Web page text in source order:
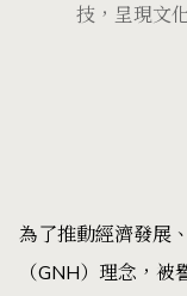
技，呈現文
為了推動經濟發展
（GNH）理念，